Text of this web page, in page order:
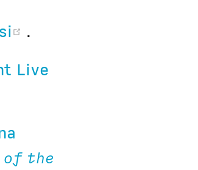
(opens new window)
.
Live
new window)
of the